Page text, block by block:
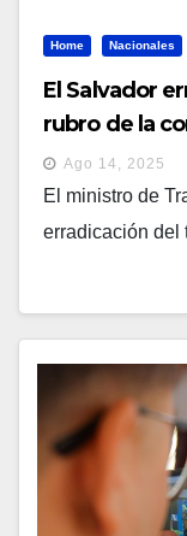
Home Nacionales
El Salvador
rubro de la
Ago 14, 2025
El ministro de
erradicación del